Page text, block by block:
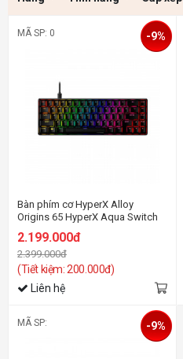
MÃ SP: 0
Bàn phím cơ HyperX Alloy
Origins 65 HyperX Aqua Switch
2.199.000đ
2.399.000đ
(Tiết kiệm: 200.000đ)
-9%
Liên hệ
MÃ SP: -9%